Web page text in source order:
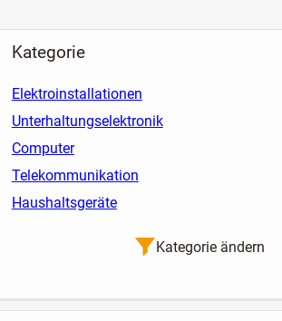
Kategorie
Elektroinstallationen
Unterhaltungselektronik
Computer
Telekommunikation
Haushaltsgeräte
Kategorie ändern